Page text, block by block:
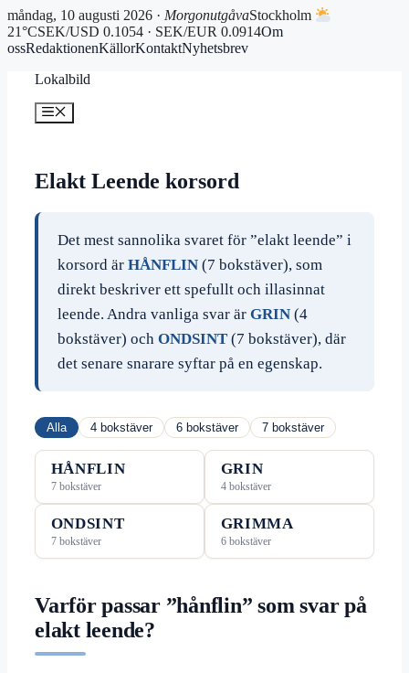
måndag, 10 augusti 2026 · MorgonutgåvaStockholm
21°CSEK/USD 0.1054 · SEK/EUR 0.0914Om
ossRedaktionenKällorKontaktNyhetsbrev
Lokalbild
Meny
Elakt Leende korsord
Det mest sannolika svaret för ”elakt leende” i
korsord är HÅNFLIN(7 bokstäver), som
direkt beskriver ett spefullt och illasinnat
leende. Andra vanliga svar är GRIN(4
bokstäver) och ONDSINT(7 bokstäver), där
det senare snarare syftar på en egenskap.
Alla 4 bokstäver 6 bokstäver 7 bokstäver
HÅNFLIN
7 bokstäver
GRIN
4 bokstäver
ONDSINT
7 bokstäver
GRIMMA
6 bokstäver
Varför passar ”hånflin” som svar på
elakt leende?